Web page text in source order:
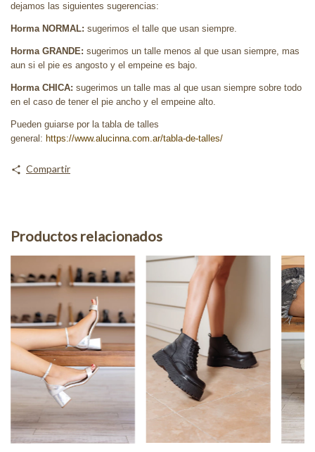
dejamos las siguientes sugerencias:
Horma NORMAL: sugerimos el talle que usan siempre.
Horma GRANDE: sugerimos un talle menos al que usan siempre, mas
aun si el pie es angosto y el empeine es bajo.
Horma CHICA: sugerimos un talle mas al que usan siempre sobre todo
en el caso de tener el pie ancho y el empeine alto.
Pueden guiarse por la tabla de talles
general: https://www.alucinna.com.ar/tabla-de-talles/
Compartir
Productos relacionados